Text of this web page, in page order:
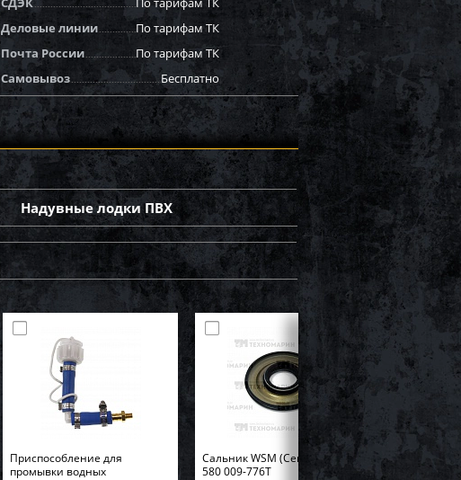
Деловые линии
По тарифам ТК
Почта России
По тарифам ТК
Самовывоз
Бесплатно
Надувные лодки ПВХ
Приспособление для
промывки водных
Cальник WSM (Center Pto) BRP
580 009-776T